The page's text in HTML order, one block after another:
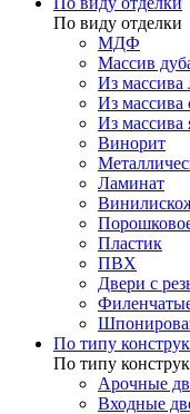
По виду отделки
МДФ
Массив
Из
Из массива
Из массива
Винорит
Ламинат
Пластик
ПВХ
Двери с
По типу
По типу
Арочные
Входные